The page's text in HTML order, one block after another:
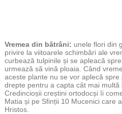
Vremea din bătrâni: unele flori din
privire la viitoarele schimbări ale
curbează tulpinile și se apleacă
urmează să vină ploaia. Când
aceste plante nu se vor aplecă
drepte pentru a capta cât mai multă
Credincioșii creștini ortodocși îi
Matia și pe Sfinții 10 Mucenici care
Hristos.